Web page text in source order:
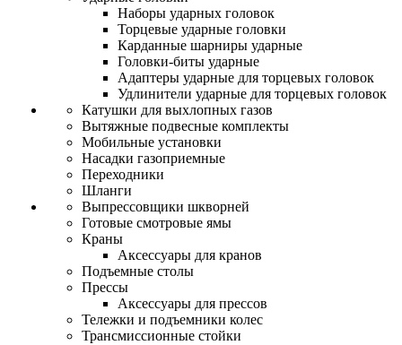
Наборы ударных головок
Торцевые ударные головки
Карданные шарниры ударные
Головки-биты ударные
Адаптеры ударные для торцевых головок
Удлинители ударные для торцевых головок
Катушки для выхлопных газов
Вытяжные подвесные комплекты
Мобильные установки
Насадки газоприемные
Переходники
Шланги
Выпрессовщики шкворней
Готовые смотровые ямы
Краны
Аксессуары для кранов
Подъемные столы
Прессы
Аксессуары для прессов
Тележки и подъемники колес
Трансмиссионные стойки